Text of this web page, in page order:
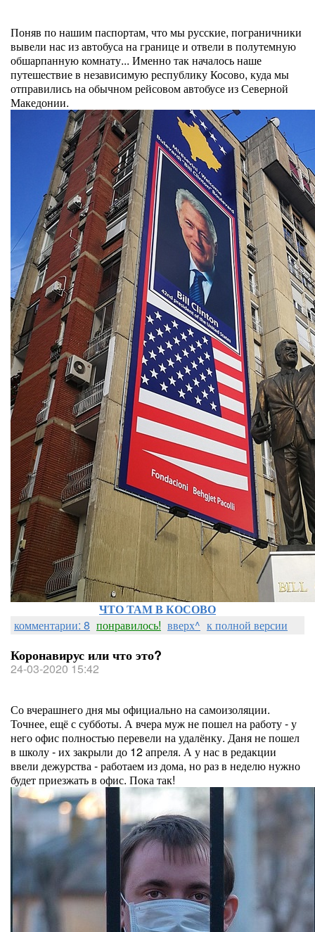
Поняв по нашим паспортам, что мы русские, пограничники
вывели нас из автобуса на границе и отвели в полутемную
обшарпанную комнату... Именно так началось наше
путешествие в независимую республику Косово, куда мы
отправились на обычном рейсовом автобусе из Северной
Македонии.
ЧТО ТАМ В КОСОВО
комментарии: 8 понравилось! вверх^ к полной версии
Коронавирус или что это?
24-03-2020 15:42
Со вчерашнего дня мы официально на самоизоляции.
Точнее, ещё с субботы. А вчера муж не пошел на работу - у
него офис полностью перевели на удалёнку. Даня не пошел
в школу - их закрыли до 12 апреля. А у нас в редакции
ввели дежурства - работаем из дома, но раз в неделю нужно
будет приезжать в офис. Пока так!